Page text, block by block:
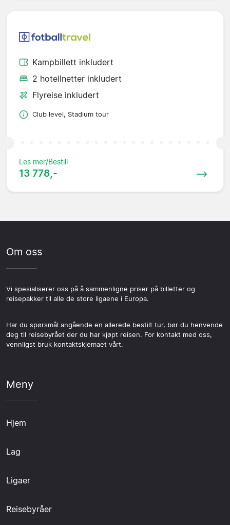
Kampbillett inkludert
2 hotellnetter inkludert
Flyreise inkludert
Club level, Stadium tour
Les mer/Bestill
13 778,-
Om oss
Vi spesialiserer oss på å sammenligne priser på billetter og
reisepakker til alle de store ligaene i Europa.
Har du spørsmål angående en allerede bestilt tur, bør du henvende
deg til reisebyrået der du har kjøpt reisen. For kontakt med oss,
vennligst bruk kontaktskjemaet vårt.
Meny
Hjem
Lag
Ligaer
Reisebyråer